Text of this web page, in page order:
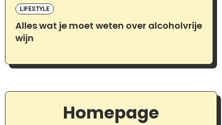
LIFESTYLE
Alles wat je moet weten over alcoholvrije
wijn
Homepage